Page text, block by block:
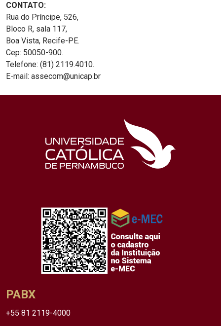
CONTATO:
Rua do Príncipe, 526,
Bloco R, sala 117,
Boa Vista, Recife-PE.
Cep: 50050-900.
Telefone: (81) 2119.4010.
E-mail: assecom@unicap.br
PABX
+55 81 2119-4000